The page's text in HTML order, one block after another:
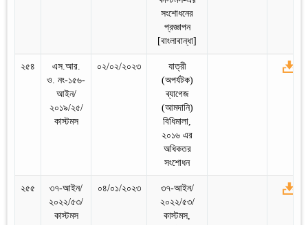
সংশোধনের
প্রজ্ঞাপন
[বাংলাবান্ধা]
২৫৪
এস.আর.
ও. নং-১৫৬-
আইন/
২০১৯/২৫/
কাস্টমস
০২/০২/২০২৩
যাত্রী
(অপর্যটক)
ব্যাগেজ
(আমদানি)
বিধিমালা,
২০১৬ এর
অধিকতর
সংশোধন
২৫৫
৩৭-আইন/
২০২২/৫৩/
কাস্টমস
০৪/০১/২০২৩
৩৭-আইন/
২০২২/৫৩/
কাস্টমস,